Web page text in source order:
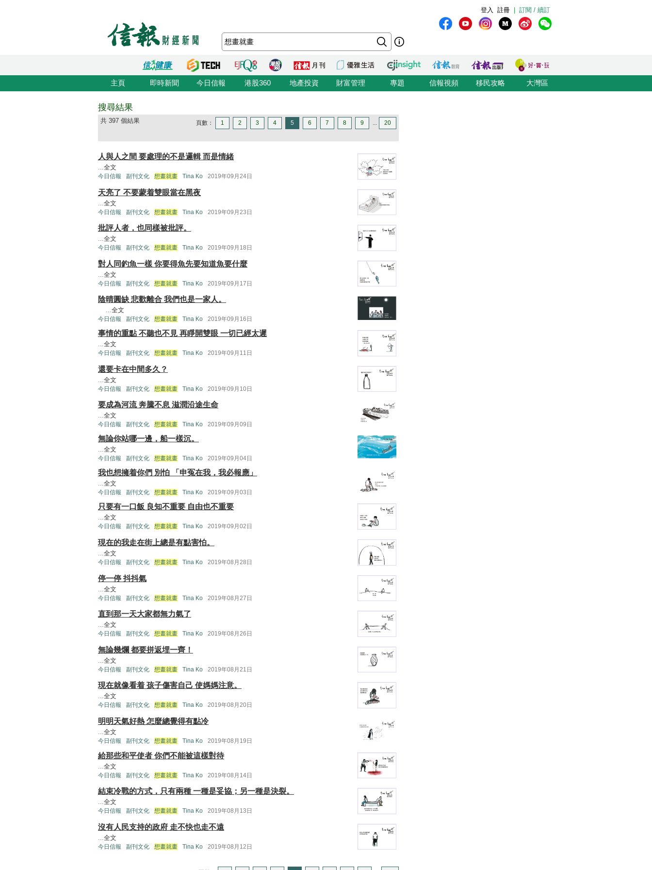
訂閱 / 續訂
註冊
登入
主頁 即時新聞 今日信報 港股360 地產投資 財富管理 專題 信報視頻 移民攻略 大灣區
搜尋結果
共 397 個結果 頁數： 1 2 3 4 5 6 7 8 9 ... 20
人與人之間 要處理的不是邏輯 而是情緒
...全文
今日信報 副刊文化 想畫就畫 Tina Ko 2019年09月24日
天亮了 不要蒙着雙眼當在黑夜
全文
今日信報 副刊文化 想畫就畫 Tina Ko 2019年09月23日
批評人者，也同樣被批評。
...全文
今日信報 副刊文化 想畫就畫 Tina Ko 2019年09月18日
對人同釣魚一樣 你要得魚先要知道魚要什麼
全文
今日信報 副刊文化 想畫就畫 Tina Ko 2019年09月17日
陰晴圓缺 悲歡離合 我們也是一家人。
...全文
今日信報 副刊文化 想畫就畫 Tina Ko 2019年09月16日
事情的重點 不聽也不見 再睜開雙眼 一切已經太遲
...全文
今日信報 副刊文化 想畫就畫 Tina Ko 2019年09月11日
還要卡在中間多久？
全文
今日信報 副刊文化 想畫就畫 Tina Ko 2019年09月10日
要成為河流 奔騰不息 滋潤沿途生命
...全文
今日信報 副刊文化 想畫就畫 Tina Ko 2019年09月09日
無論你站哪一邊，船一樣沉。
...全文
今日信報 副刊文化 想畫就畫 Tina Ko 2019年09月04日
我也想擁着你們 別怕 「申冤在我，我必報應」
...全文
今日信報 副刊文化 想畫就畫 Tina Ko 2019年09月03日
只要有一口飯 良知不重要 自由也不重要
...全文
今日信報 副刊文化 想畫就畫 Tina Ko 2019年09月02日
現在的我走在街上總是有點害怕。
...全文
今日信報 副刊文化 想畫就畫 Tina Ko 2019年08月28日
停一停 抖抖氣
全文
今日信報 副刊文化 想畫就畫 Tina Ko 2019年08月27日
直到那一天大家都無力氣了
...全文
今日信報 副刊文化 想畫就畫 Tina Ko 2019年08月26日
無論幾爛 都要拼返埋一齊！
全文
今日信報 副刊文化 想畫就畫 Tina Ko 2019年08月21日
現在就像看着 孩子傷害自己 使媽媽注意。
...全文
今日信報 副刊文化 想畫就畫 Tina Ko 2019年08月20日
明明天氣好熱 怎麼總覺得有點冷
全文
今日信報 副刊文化 想畫就畫 Tina Ko 2019年08月19日
給那些和平使者 你們不能被這樣對待
全文
今日信報 副刊文化 想畫就畫 Tina Ko 2019年08月14日
結束冷戰的方式，只有兩種 一種是妥協；另一種是決裂。
...全文
今日信報 副刊文化 想畫就畫 Tina Ko 2019年08月13日
沒有人民支持的政府 走不快也走不遠
全文
今日信報 副刊文化 想畫就畫 Tina Ko 2019年08月12日